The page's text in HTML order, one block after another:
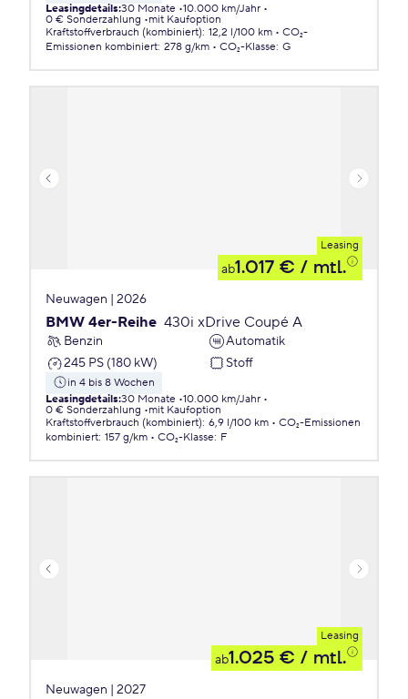
Leasingdetails:30 Monate 10.000 km/Jahr
0 € Sonderzahlung
mit Kaufoption
Kraftstoffverbrauch (kombiniert): 12,2 l/100 km
CO₂-
Emissionen kombiniert: 278 g/km CO₂-Klasse: G
Leasing
ab1.017 € / mtl.
Neuwagen | 2026
BMW 4er-Reihe 430i xDrive Coupé A
Benzin
Automatik
245 PS (180 kW)
Stoff
in 4 bis 8 Wochen
Leasingdetails:30 Monate 10.000 km/Jahr
0 € Sonderzahlung
mit Kaufoption
Kraftstoffverbrauch (kombiniert): 6,9 l/100 km
CO₂-Emissionen
kombiniert: 157 g/km CO₂-Klasse: F
Leasing
ab1.025 € / mtl.
Neuwagen | 2027